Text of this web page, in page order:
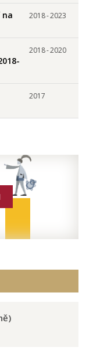
na
2018-2023
2018-2020
2017